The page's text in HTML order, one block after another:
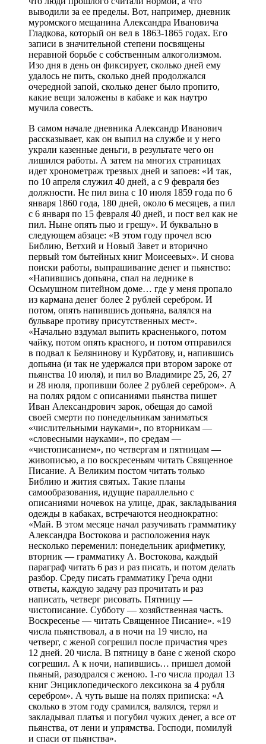
выводили за ее пределы. Вот, например, дневник
муромского мещанина Александра Ивановича
Гладкова, который он вел в 1863-1865 годах. Его
записи в значительной степени посвящены
неравной борьбе с собственным алкоголизмом.
Изо дня в день он фиксирует, сколько дней ему
удалось не пить, сколько дней продолжался
очередной запой, сколько денег было пропито,
какие вещи заложены в кабаке и как наутро
мучила совесть.
В самом начале дневника Александр Иванович
рассказывает, как он выпил на службе и у него
украли казенные деньги, в результате чего он
лишился работы. А затем на многих страницах
идет хронометраж трезвых дней и запоев: «И так,
по 10 апреля служил 40 дней, а с 9 февраля без
должности. Не пил вина с 10 июля 1859 года по 6
января 1860 года, 180 дней, около 6 месяцев, а пил
с 6 января по 15 февраля 40 дней, и пост вел как не
пил. Ныне опять пью и грешу». И буквально в
следующем абзаце: «В этом году прочел всю
Библию, Ветхий и Новый Завет и вторично
первый том бытейных книг Моисеевых». И снова
поиски работы, выпрашивание денег и пьянство:
«Напившись допьяна, спал на леднике в
Осьмушном питейном доме… где у меня пропало
из кармана денег более 2 рублей серебром. И
потом, опять напившись допьяна, валялся на
бульваре противу присутственных мест».
«Начально вздумал выпить красненького, потом
чайку, потом опять красного, и потом отправился
в подвал к Белянинову и Курбатову, и, напившись
допьяна (и так не удержался при втором зароке от
пьянства 10 июля), и пил во Владимире 25, 26, 27
и 28 июля, пропивши более 2 рублей серебром». А
на полях рядом с описаниями пьянства пишет
Иван Александрович зарок, обещая до самой
своей смерти по понедельникам заниматься
«числительными науками», по вторникам —
«словесными науками», по средам —
«чистописанием», по четвергам и пятницам —
живописью, а по воскресеньям читать Священное
Писание. А Великим постом читать только
Библию и жития святых. Такие планы
самообразования, идущие параллельно с
описаниями ночевок на улице, драк, закладывания
одежды в кабаках, встречаются неоднократно:
«Май. В этом месяце начал разучивать грамматику
Александра Востокова и расположения наук
несколько переменил: понедельник арифметику,
вторник — грамматику А. Востокова, каждый
параграф читать 6 раз и раз писать, и потом делать
разбор. Среду писать грамматику Греча одни
ответы, каждую задачу раз прочитать и раз
написать, четверг рисовать. Пятницу —
чистописание. Субботу — хозяйственная часть.
Воскресенье — читать Священное Писание». «19
числа пьянствовал, а в ночи на 19 число, на
четверг, с женой согрешил после причастия чрез
12 дней. 20 числа. В пятницу в бане с женой скоро
согрешил. А к ночи, напившись… пришел домой
пьяный, разодрался с женою. 1-го числа продал 13
книг Энциклопедического лексикона за 4 рубля
серебром». А чуть выше на полях приписка: «А
сколько в этом году срамился, валялся, терял и
закладывал платья и погубил чужих денег, а все от
пьянства, от лени и упрямства. Господи, помилуй
и спаси от пьянства».